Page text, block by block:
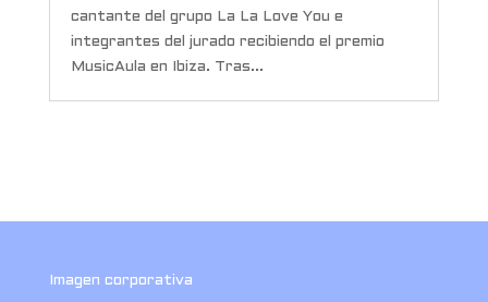
cantante del grupo La La Love You e
integrantes del jurado recibiendo el premio
MusicAula en Ibiza. Tras...
Imagen corporativa